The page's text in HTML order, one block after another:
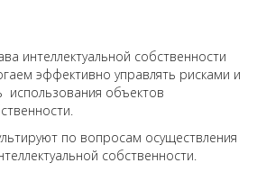
интеллектуальной собственности
эффективно управлять рисками и
использования объектов
по вопросам осуществления
собственности.